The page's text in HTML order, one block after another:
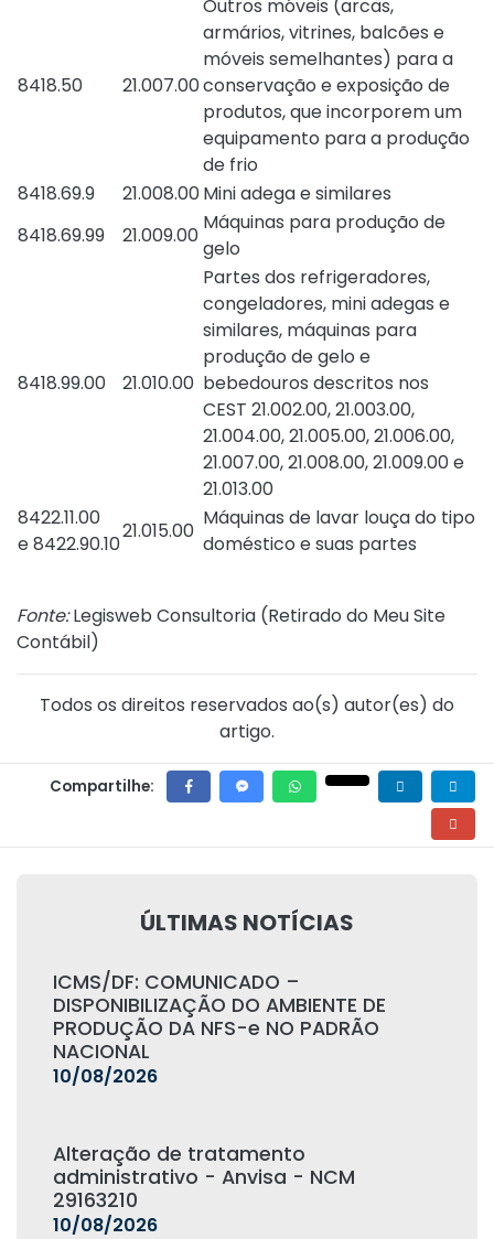
8418.50 21.007.00
Outros móveis (arcas,
armários, vitrines, balcões e
móveis semelhantes) para a
conservação e exposição de
produtos, que incorporem um
equipamento para a produção
de frio
8418.69.9
21.008.00Mini adega e similares
8418.69.99
21.009.00
Máquinas para produção de
gelo
8418.99.00 21.010.00
Partes dos refrigeradores,
congeladores, mini adegas e
similares, máquinas para
produção de gelo e
bebedouros descritos nos
CEST 21.002.00, 21.003.00,
21.004.00, 21.005.00, 21.006.00,
21.007.00, 21.008.00, 21.009.00 e
21.013.00
8422.11.00
e 8422.90.10
21.015.00
Máquinas de lavar louça do tipo
doméstico e suas partes
Fonte:Legisweb Consultoria (Retirado do Meu Site
Contábil)
Todos os direitos reservados ao(s) autor(es) do
artigo.
Compartilhe:
ÚLTIMAS NOTÍCIAS
ICMS/DF: COMUNICADO –
DISPONIBILIZAÇÃO DO AMBIENTE DE
PRODUÇÃO DA NFS-e NO PADRÃO
NACIONAL
10/08/2026
Alteração de tratamento
administrativo - Anvisa - NCM
29163210
10/08/2026